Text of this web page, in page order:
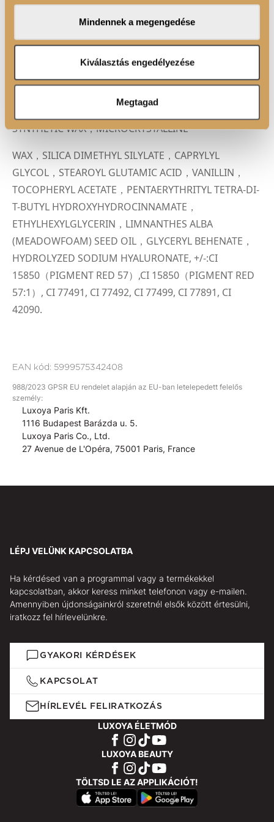
adatait, akik kombinálhatják az adatokat más olyan
adatokkal, amelyeket Ön adott meg számukra vagy az
Ön által használt más szolgáltatásokból gyűjtöttek.
Mindennek a megengedése
Kiválasztás engedélyezése
Megtagad
ÖSSZETEVŐK
INGREDIENTS: ISODODECANE，HYDROGENATED
POLYISOBUTENE，MICA，ISOHEXADECANE，
TRIMETHYLSILOXYSILICATE，SILICA，
HYDROGENATED POLYCYCLOPENTADIENE，
SYNTHETIC WAX，MICROCRYSTALLINE
WAX，SILICA DIMETHYL SILYLATE，CAPRYLYL
GLYCOL，STEAROYL GLUTAMIC ACID，VANILLIN，
TOCOPHERYL ACETATE，PENTAERYTHRITYL TETRA-DI-
T-BUTYL HYDROXYHYDROCINNAMATE，
ETHYLHEXYLGLYCERIN，LIMNANTHES ALBA
(MEADOWFOAM) SEED OIL，GLYCERYL BEHENATE，
HYDROLYZED SODIUM HYALURONATE, +/-:CI
15850（PIGMENT RED 57）,CI 15850（PIGMENT RED
57:1）, CI 77491, CI 77492, CI 77499, CI 77891, CI
42090.
EAN kód: 5999575342408
988/2023 GPSR EU rendelet alapján az EU-ban letelepedett felelős
személy:
Luxoya Paris Kft.
1116 Budapest Barázda u. 5.
Luxoya Paris Co., Ltd.
27 Avenue de L'Opéra, 75001 Paris, France
LÉPJ VELÜNK KAPCSOLATBA
Ha kérdésed van a programmal vagy a termékekkel
kapcsolatban, akkor keress minket telefonon vagy e-mailen.
Amennyiben újdonságainkról szeretnél elsők között értesülni,
iratkozz fel hírlevelünkre.
GYAKORI KÉRDÉSEK
KAPCSOLAT
HÍRLEVÉL FELIRATKOZÁS
LUXOYA ÉLETMÓD
LUXOYA BEAUTY
TÖLTSD LE AZ APPLIKÁCIÓT!